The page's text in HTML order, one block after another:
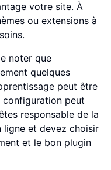
votre site. À
ou extensions à
noter que
quelques
peut être
configuration peut
responsable de la
ligne et devez choisir
et le bon plugin